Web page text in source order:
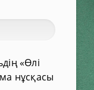
«Өлі
нұсқасы